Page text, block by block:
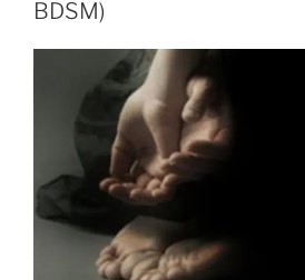
hätten
BDSM)